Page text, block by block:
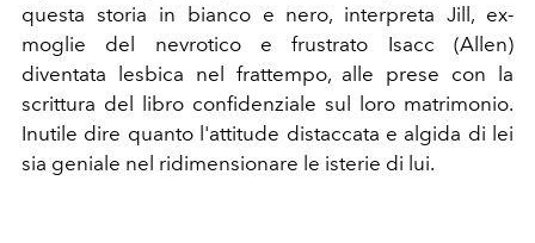
questa storia in bianco e nero, interpreta Jill, ex-
moglie del nevrotico e frustrato Isacc (Allen)
diventata lesbica nel frattempo, alle prese con la
scrittura del libro confidenziale sul loro matrimonio.
Inutile dire quanto l'attitude distaccata e algida di lei
sia geniale nel ridimensionare le isterie di lui.